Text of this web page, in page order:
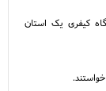
کیفری یک استان